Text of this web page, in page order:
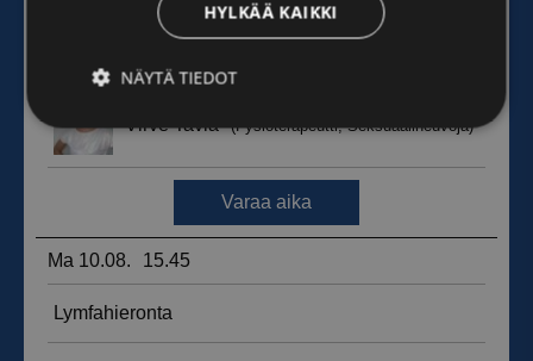
HYLKÄÄ KAIKKI
NÄYTÄ TIEDOT
Ehdottomasti
välttämättömät
Suorituskyvylliset
Kohdentavat Toiminnalliset
Luokittelemattomat